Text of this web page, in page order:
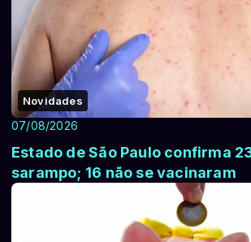
Novidades
07/08/2026
Estado de São Paulo confirma
sarampo; 16 não se vacinaram